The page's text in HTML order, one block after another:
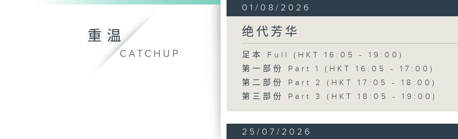
重温
CATCHUP
01/08/2026
绝代芳华
足本 Full (HKT 16:05 - 19:00)
第一部份 Part 1 (HKT 16:05 - 17:00)
第二部份 Part 2 (HKT 17:05 - 18:00)
第三部份 Part 3 (HKT 18:05 - 19:00)
25/07/2026